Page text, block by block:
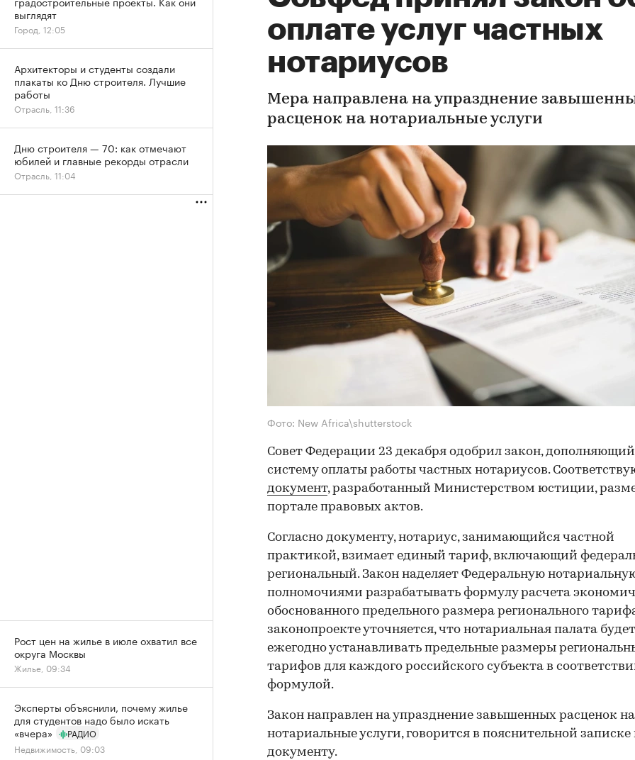
оплате услуг частных
нотариусов
Мера направлена на упразднение
расценок на нотариальные услуги
Фото: New Africa\shutterstock
Совет Федерации 23 декабря одобрил закон, дополняющий
систему оплаты работы частных нотариусов.
документ, разработанный Министерством юстиции,
портале правовых актов.
Согласно документу, нотариус, занимающийся частной
практикой, взимает единый тариф, включающий
региональный. Закон наделяет Федеральную
полномочиями разрабатывать формулу расчета
обоснованного предельного размера регионального
законопроекте уточняется, что нотариальная палата будет
ежегодно устанавливать предельные размеры
тарифов для каждого российского субъекта в
формулой.
Закон направлен на упразднение завышенных расценок на
нотариальные услуги, говорится в пояснительной записке
документу.
выглядят
Город, 12:05
Архитекторы и студенты создали
плакаты ко Дню строителя. Лучшие
работы
Отрасль, 11:36
Дню строителя — 70: как отмечают
юбилей и главные рекорды отрасли
Отрасль, 11:04
Рост цен на жилье в июле охватил все
округа Москвы
Жилье, 09:34
Эксперты объяснили, почему жилье
для студентов надо было искать
«вчера»
РАДИО
Недвижимость, 09:03